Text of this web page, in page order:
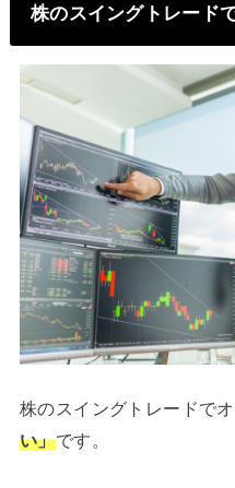
株のスイングトレード
株のスイングトレードで
い」です。